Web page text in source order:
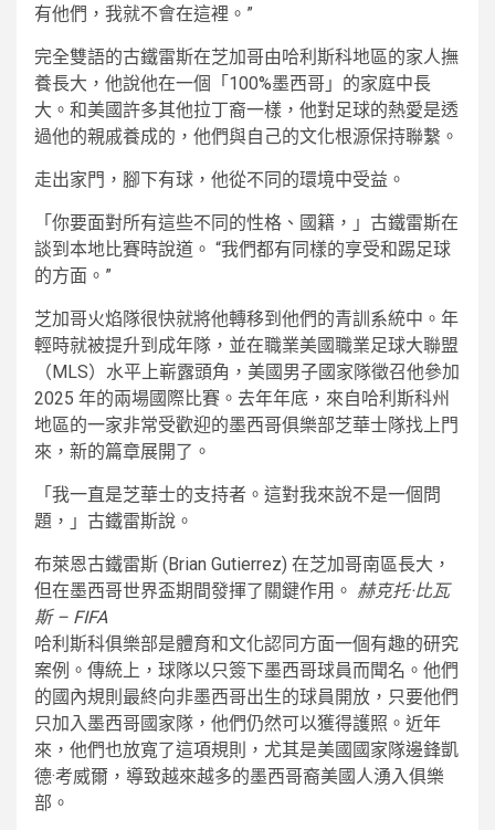
有他們，我就不會在這裡。”
完全雙語的古鐵雷斯在芝加哥由哈利斯科地區的家人撫
養長大，他說他在一個「100%墨西哥」的家庭中長
大。和美國許多其他拉丁裔一樣，他對足球的熱愛是透
過他的親戚養成的，他們與自己的文化根源保持聯繫。
走出家門，腳下有球，他從不同的環境中受益。
「你要面對所有這些不同的性格、國籍，」古鐵雷斯在
談到本地比賽時說道。 “我們都有同樣的享受和踢足球
的方面。”
芝加哥火焰隊很快就將他轉移到他們的青訓系統中。年
輕時就被提升到成年隊，並在職業美國職業足球大聯盟
（MLS）水平上嶄露頭角，美國男子國家隊徵召他參加
2025 年的兩場國際比賽。去年年底，來自哈利斯科州
地區的一家非常受歡迎的墨西哥俱樂部芝華士隊找上門
來，新的篇章展開了。
「我一直是芝華士的支持者。這對我來說不是一個問
題，」古鐵雷斯說。
布萊恩古鐵雷斯 (Brian Gutierrez) 在芝加哥南區長大，
但在墨西哥世界盃期間發揮了關鍵作用。 赫克托·比瓦
斯 – FIFA
哈利斯科俱樂部是體育和文化認同方面一個有趣的研究
案例。傳統上，球隊以只簽下墨西哥球員而聞名。他們
的國內規則最終向非墨西哥出生的球員開放，只要他們
只加入墨西哥國家隊，他們仍然可以獲得護照。近年
來，他們也放寬了這項規則，尤其是美國國家隊邊鋒凱
德·考威爾，導致越來越多的墨西哥裔美國人湧入俱樂
部。